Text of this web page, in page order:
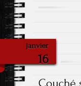
janvier
16
Couché